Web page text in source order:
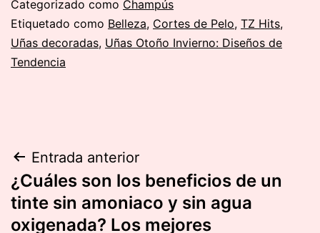
Categorizado como Champús
Etiquetado como Belleza, Cortes de Pelo, TZ Hits,
Uñas decoradas, Uñas Otoño Invierno: Diseños de
Tendencia
Navegación
de
entradas
Entrada anterior
¿Cuáles son los beneficios de un
tinte sin amoniaco y sin agua
oxigenada? Los mejores